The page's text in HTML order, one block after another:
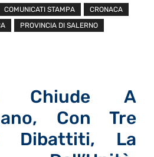
COMUNICATI STAMPA
CRONACA
PROVINCIA DI SALERNO
Chiude A
Con Tre
Dibattiti, La